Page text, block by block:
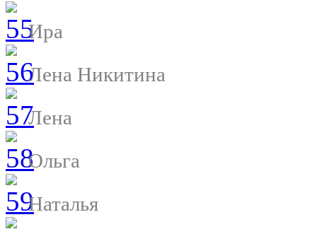
Ира
Лена Никитина
Лена
Ольга
Наталья